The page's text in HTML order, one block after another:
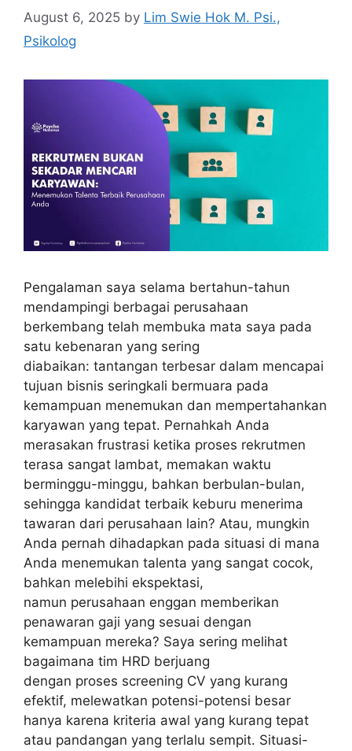
August 6, 2025 by Lim Swie Hok M. Psi.,
Psikolog
Pengalaman saya selama bertahun-tahun
mendampingi berbagai perusahaan
berkembang telah membuka mata saya pada
satu kebenaran yang sering
diabaikan: tantangan terbesar dalam mencapai
tujuan bisnis seringkali bermuara pada
kemampuan menemukan dan mempertahankan
karyawan yang tepat. Pernahkah Anda
merasakan frustrasi ketika proses rekrutmen
terasa sangat lambat, memakan waktu
berminggu-minggu, bahkan berbulan-bulan,
sehingga kandidat terbaik keburu menerima
tawaran dari perusahaan lain? Atau, mungkin
Anda pernah dihadapkan pada situasi di mana
Anda menemukan talenta yang sangat cocok,
bahkan melebihi ekspektasi,
namun perusahaan enggan memberikan
penawaran gaji yang sesuai dengan
kemampuan mereka? Saya sering melihat
bagaimana tim HRD berjuang
dengan proses screening CV yang kurang
efektif, melewatkan potensi-potensi besar
hanya karena kriteria awal yang kurang tepat
atau pandangan yang terlalu sempit. Situasi-